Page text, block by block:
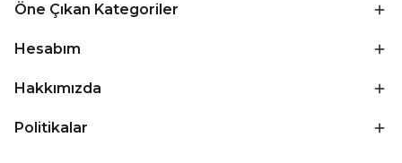
Öne Çıkan Kategoriler
Hesabım
Hakkımızda
Politikalar